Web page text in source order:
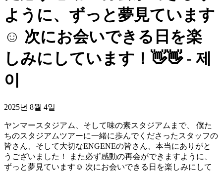
ように、ずっと夢見ています
☺️ 次にお会いできる日を楽
しみにしています！👋👋 - 제
이
2025년 8월 4일
ヤンマースタジアム、そして味の素スタジアムまで、 僕た
ちのスタジアムツアーに一緒に歩んでくださったスタッフの
皆さん、そして大切なENGENEの皆さん、本当にありがと
うございました！ また必ず感動の再会ができますように、
ずっと夢見ています☺️ 次にお会いできる日を楽しみにして